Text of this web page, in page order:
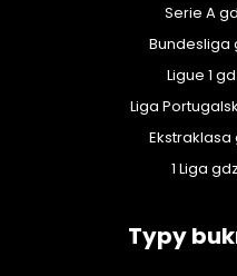
Serie A
Bundesliga
Ligue 1
Liga
1 Liga
Typy